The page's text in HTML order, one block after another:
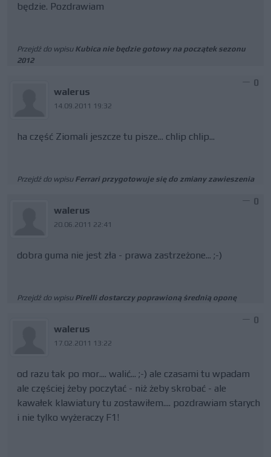
będzie. Pozdrawiam
Przejdź do wpisu Kubica nie będzie gotowy na początek sezonu
2012
walerus
14.09.2011 19:32
0
ha część Ziomali jeszcze tu pisze... chlip chlip...
Przejdź do wpisu Ferrari przygotowuje się do zmiany zawieszenia
walerus
20.06.2011 22:41
0
dobra guma nie jest zła - prawa zastrzeżone... ;-)
Przejdź do wpisu Pirelli dostarczy poprawioną średnią oponę
walerus
17.02.2011 13:22
0
od razu tak po mor.... walić... ;-) ale czasami tu wpadam
ale częściej żeby poczytać - niż żeby skrobać - ale
kawałek klawiatury tu zostawiłem.... pozdrawiam starych
i nie tylko wyżeraczy F1!